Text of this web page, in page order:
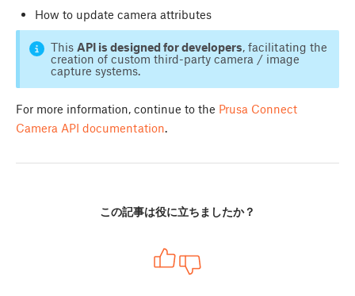
How to update camera attributes
This API is designed for developers , facilitating the
creation of custom third-party camera / image
capture systems.
For more information, continue to the Prusa Connect
Camera API documentation
この記事は役に立ちましたか？